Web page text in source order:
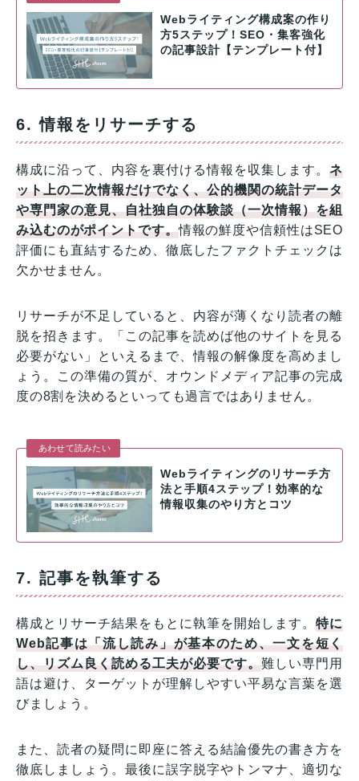
Webライティング構成案の作り
方5ステップ！SEO・集客強化
の記事設計【テンプレート付】
6. 情報をリサーチする
構成に沿って、内容を裏付ける情報を収集します。ネ
ット上の二次情報だけでなく、公的機関の統計データ
や専門家の意見、自社独自の体験談（一次情報）を組
み込むのがポイントです。情報の鮮度や信頼性はSEO
評価にも直結するため、徹底したファクトチェックは
欠かせません。
リサーチが不足していると、内容が薄くなり読者の離
脱を招きます。「この記事を読めば他のサイトを見る
必要がない」といえるまで、情報の解像度を高めまし
ょう。この準備の質が、オウンドメディア記事の完成
度の8割を決めるといっても過言ではありません。
あわせて読みたい
Webライティングのリサーチ方
法と手順4ステップ！効率的な
情報収集のやり方とコツ
7. 記事を執筆する
構成とリサーチ結果をもとに執筆を開始します。特に
Web記事は「流し読み」が基本のため、一文を短く
し、リズム良く読める工夫が必要です。難しい専門用
語は避け、ターゲットが理解しやすい平易な言葉を選
びましょう。
また、読者の疑問に即座に答える結論優先の書き方を
徹底しましょう。最後に誤字脱字やトンマナ、適切な